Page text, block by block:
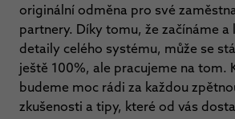
originální odměna pro své
partnery. Díky tomu, že začínáme
detaily celého systému, může se
ještě 100%, ale pracujeme na tom.
budeme moc rádi za každou
zkušenosti a tipy, které od vás